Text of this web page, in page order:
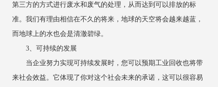
第三方的方式进行废水和废气的处理，从而达到可以排放的标
准。我们有理由相信在不久的将来，地球的天空将会越来越蓝，
而地球上的水也会是清澈碧绿。
3、可持续的发展
当企业努力实现可持续发展时，您可以预期工业回收也将带
来社会效益。它体现了你对这个社会未来的承诺，这可以很容易